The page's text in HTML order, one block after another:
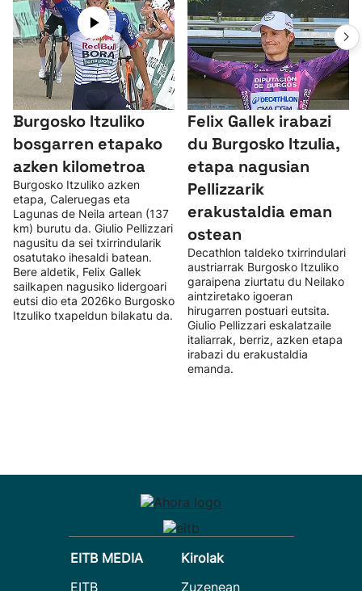
Burgosko Itzuliko
bosgarren etapako
azken kilometroa
Burgosko Itzuliko azken
etapa, Caleruegas eta
Lagunas de Neila artean (137
km) burutu da. Giulio Pellizzari
nagusitu da sei txirrindularik
osatutako ihesaldi batean.
Bere aldetik, Felix Gallek
sailkapen nagusiko lidergoari
eutsi dio eta 2026ko Burgosko
Itzuliko txapeldun bilakatu da.
Felix Gallek irabazi
du Burgosko Itzulia,
etapa nagusian
Pellizzarik
erakustaldia eman
ostean
Decathlon taldeko txirrindulari
austriarrak Burgosko Itzuliko
garaipena ziurtatu du Neilako
aintziretako igoeran
hirugarren postuari eutsita.
Giulio Pellizzari eskalatzaile
italiarrak, berriz, azken etapa
irabazi du erakustaldia
emanda.
EITB MEDIA
EITB
Kirolak
Zuzenean